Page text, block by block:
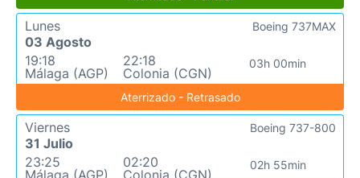
Lunes
03 Agosto
19:18
Málaga (AGP)
22:18
Colonia (CGN)
03h 00min
Boeing 737MAX
Aterrizado - Retrasado
Viernes
31 Julio
23:25
Málaga (AGP)
02:20
Colonia (CGN)
02h 55min
Boeing 737-800